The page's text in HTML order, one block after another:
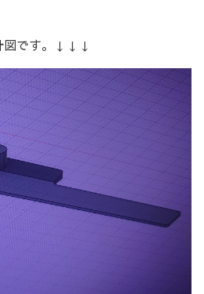
図です。↓↓↓